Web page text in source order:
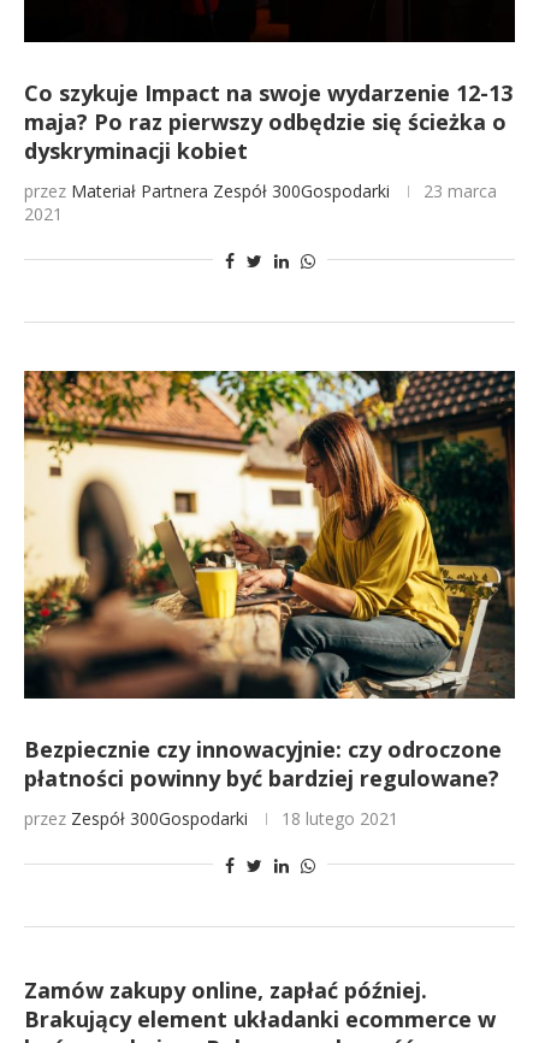
Co szykuje Impact na swoje wydarzenie 12-13
maja? Po raz pierwszy odbędzie się ścieżka o
dyskryminacji kobiet
przez Materiał Partnera Zespół 300Gospodarki
23 marca
2021
Bezpiecznie czy innowacyjnie: czy odroczone
płatności powinny być bardziej regulowane?
przez Zespół 300Gospodarki 18 lutego 2021
Zamów zakupy online, zapłać później.
Brakujący element układanki ecommerce w